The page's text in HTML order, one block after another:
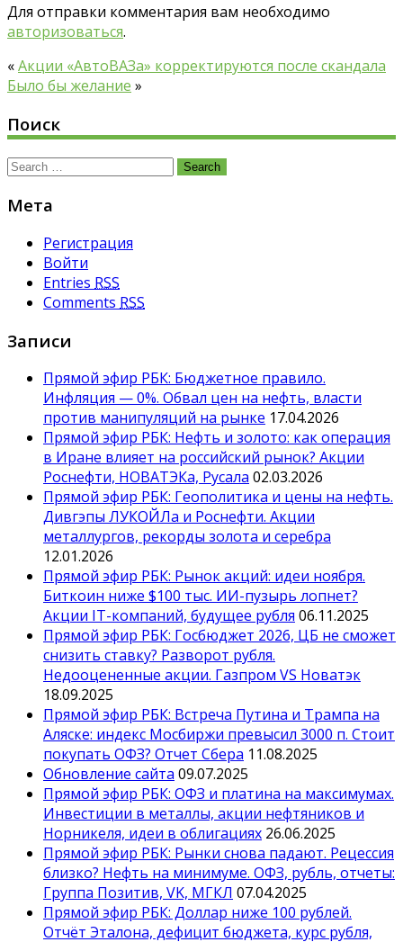
Для отправки комментария вам необходимо
авторизоваться.
«Акции «АвтоВАЗа» корректируются после скандала
Было бы желание »
Поиск
Search
Мета
Регистрация
Войти
Entries RSS
Comments RSS
Записи
Прямой эфир РБК: Бюджетное правило.
Инфляция — 0%. Обвал цен на нефть, власти
против манипуляций на рынке 17.04.2026
Прямой эфир РБК: Нефть и золото: как операция
в Иране влияет на российский рынок? Акции
Роснефти, НОВАТЭКа, Русала 02.03.2026
Прямой эфир РБК: Геополитика и цены на нефть.
Дивгэпы ЛУКОЙЛа и Роснефти. Акции
металлургов, рекорды золота и серебра
12.01.2026
Прямой эфир РБК: Рынок акций: идеи ноября.
Биткоин ниже $100 тыс. ИИ-пузырь лопнет?
Акции IT-компаний, будущее рубля 06.11.2025
Прямой эфир РБК: Госбюджет 2026, ЦБ не сможет
снизить ставку? Разворот рубля.
Недооцененные акции. Газпром VS Новатэк
18.09.2025
Прямой эфир РБК: Встреча Путина и Трампа на
Аляске: индекс Мосбиржи превысил 3000 п. Стоит
покупать ОФЗ? Отчет Сбера 11.08.2025
Обновление сайта 09.07.2025
Прямой эфир РБК: ОФЗ и платина на максимумах.
Инвестиции в металлы, акции нефтяников и
Норникеля, идеи в облигациях 26.06.2025
Прямой эфир РБК: Рынки снова падают. Рецессия
близко? Нефть на минимуме. ОФЗ, рубль, отчеты:
Группа Позитив, VK, МГКЛ 07.04.2025
Прямой эфир РБК: Доллар ниже 100 рублей.
Отчёт Эталона, дефицит бюджета, курс рубля,